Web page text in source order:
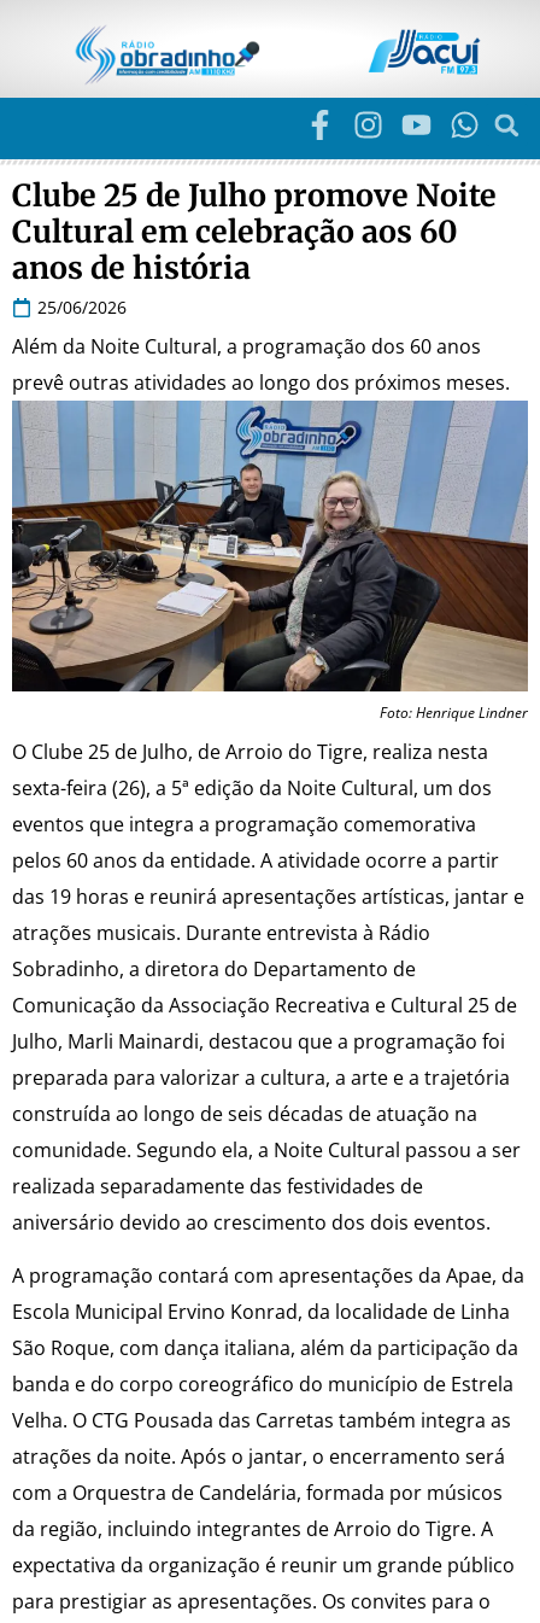
Clube 25 de Julho promove Noite
Cultural em celebração aos 60
anos de história
25/06/2026
Além da Noite Cultural, a programação dos 60 anos
prevê outras atividades ao longo dos próximos meses.
Foto: Henrique Lindner
O Clube 25 de Julho, de Arroio do Tigre, realiza nesta
sexta-feira (26), a 5ª edição da Noite Cultural, um dos
eventos que integra a programação comemorativa
pelos 60 anos da entidade. A atividade ocorre a partir
das 19 horas e reunirá apresentações artísticas, jantar e
atrações musicais. Durante entrevista à Rádio
Sobradinho, a diretora do Departamento de
Comunicação da Associação Recreativa e Cultural 25 de
Julho, Marli Mainardi, destacou que a programação foi
preparada para valorizar a cultura, a arte e a trajetória
construída ao longo de seis décadas de atuação na
comunidade. Segundo ela, a Noite Cultural passou a ser
realizada separadamente das festividades de
aniversário devido ao crescimento dos dois eventos.
A programação contará com apresentações da Apae, da
Escola Municipal Ervino Konrad, da localidade de Linha
São Roque, com dança italiana, além da participação da
banda e do corpo coreográfico do município de Estrela
Velha. O CTG Pousada das Carretas também integra as
atrações da noite. Após o jantar, o encerramento será
com a Orquestra de Candelária, formada por músicos
da região, incluindo integrantes de Arroio do Tigre. A
expectativa da organização é reunir um grande público
para prestigiar as apresentações. Os convites para o